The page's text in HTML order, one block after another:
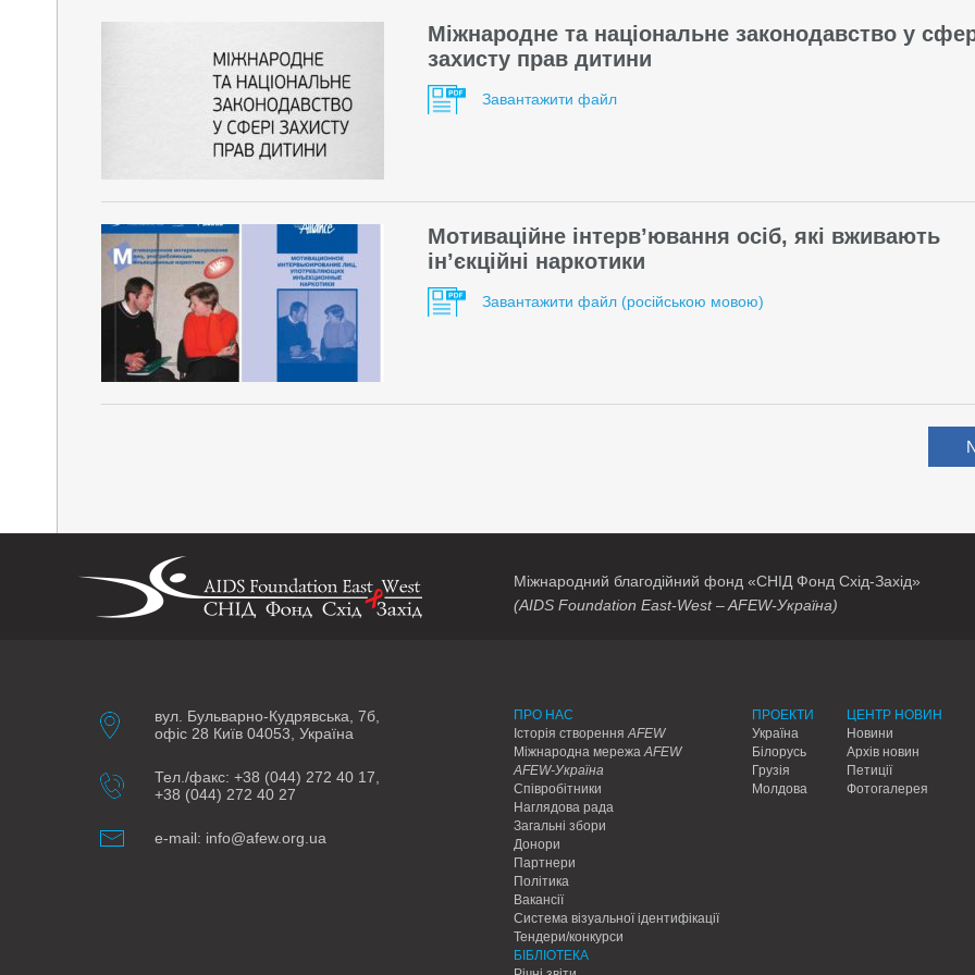
Міжнародне та національне законодавство у
захисту прав дитини
Завантажити файл
Мотиваційне інтерв’ювання осіб, які вживають
ін’єкційні наркотики
Завантажити файл (російською мовою)
Міжнародний благодійний фонд «СНІД Фонд Схід-Захід»
(AIDS Foundation East-West – AFEW-Україна)
вул. Бульварно-Кудрявська, 7б,
офіс 28 Київ 04053, Україна
Тел./факс: +38 (044) 272 40 17,
+38 (044) 272 40 27
e-mail: info@afew.org.ua
ПРО НАС
Історія створенняAFEW
Міжнародна мережаAFEW
AFEW-Україна
Співробітники
Наглядова рада
Загальні збори
Донори
Партнери
Політика
Вакансії
Система візуальної ідентифікації
Тендери/конкурси
ПРОЕКТИ
Україна
Білорусь
Грузія
Молдова
ЦЕНТР НОВИН
Новини
Архів новин
Петиції
Фотогалерея
БІБЛІОТЕКА